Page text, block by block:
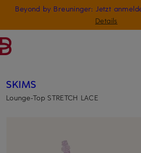
ZUM HAUPTINHALT ÜBERSPRINGEN
Beyond by Breuninger: Jetzt
Details
Nur in der App: -10 € auf digitale
GESCHENK20
SKIMS
Lounge-Top STRETCH LACE